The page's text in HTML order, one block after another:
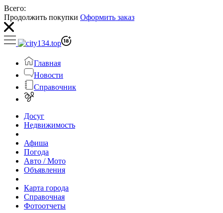
Всего:
Продолжить покупки Оформить заказ
Главная
Новости
Справочник
Досуг
Недвижимость
Афиша
Погода
Авто / Мото
Объявления
Карта города
Справочная
Фотоотчеты